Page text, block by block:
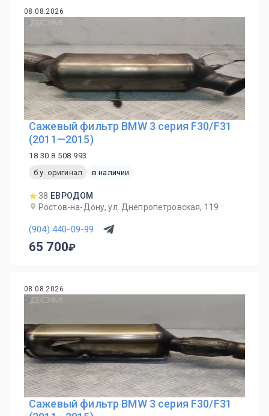
08.08.2026
Сажевый фильтр BMW 3 серия F30/F31
(2011—2015)
18 30 8 508 993
б.у. оригинал
в наличии
38 ЕВРОДОМ
Ростов-на-Дону, ул. Днепропетровская, 119
(904) 440-09-99
65 700
08.08.2026
Сажевый фильтр BMW 3 серия F30/F31